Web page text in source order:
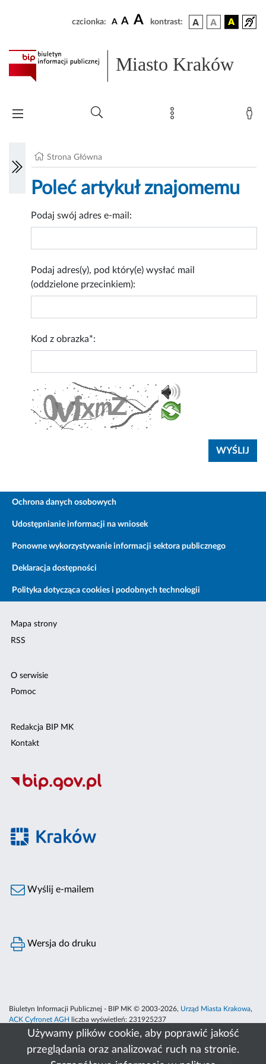
Używamy plików cookie, aby poprawić jakość
przeglądania oraz analizować ruch na stronie.
czcionka: A A A kontrast:
Miasto Kraków
Strona Główna
Poleć artykuł znajomemu
Podaj swój adres e-mail:
Podaj adres(y), pod który(e) wysłać mail
(oddzielone przecinkiem):
Kod z obrazka*:
Ochrona danych osobowych
Udostępnianie informacji na wniosek
Ponowne wykorzystywanie informacji sektora publicznego
Deklaracja dostępności
Polityka dotycząca cookies i podobnych technologii
Mapa strony
RSS
O serwisie
Pomoc
Redakcja BIP MK
Kontakt
Wyślij e-mailem
Wersja do druku
Biuletyn Informacji Publicznej - BIP MK © 2003-2026, Urząd Miasta Krakowa,
ACK Cyfronet AGH
liczba wyświetleń: 231925237